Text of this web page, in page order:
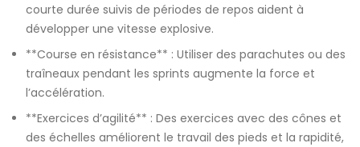
courte durée suivis de périodes de repos aident à
développer une vitesse explosive.
**Course en résistance** : Utiliser des parachutes ou des
traîneaux pendant les sprints augmente la force et
l’accélération.
**Exercices d’agilité** : Des exercices avec des cônes et
des échelles améliorent le travail des pieds et la rapidité,